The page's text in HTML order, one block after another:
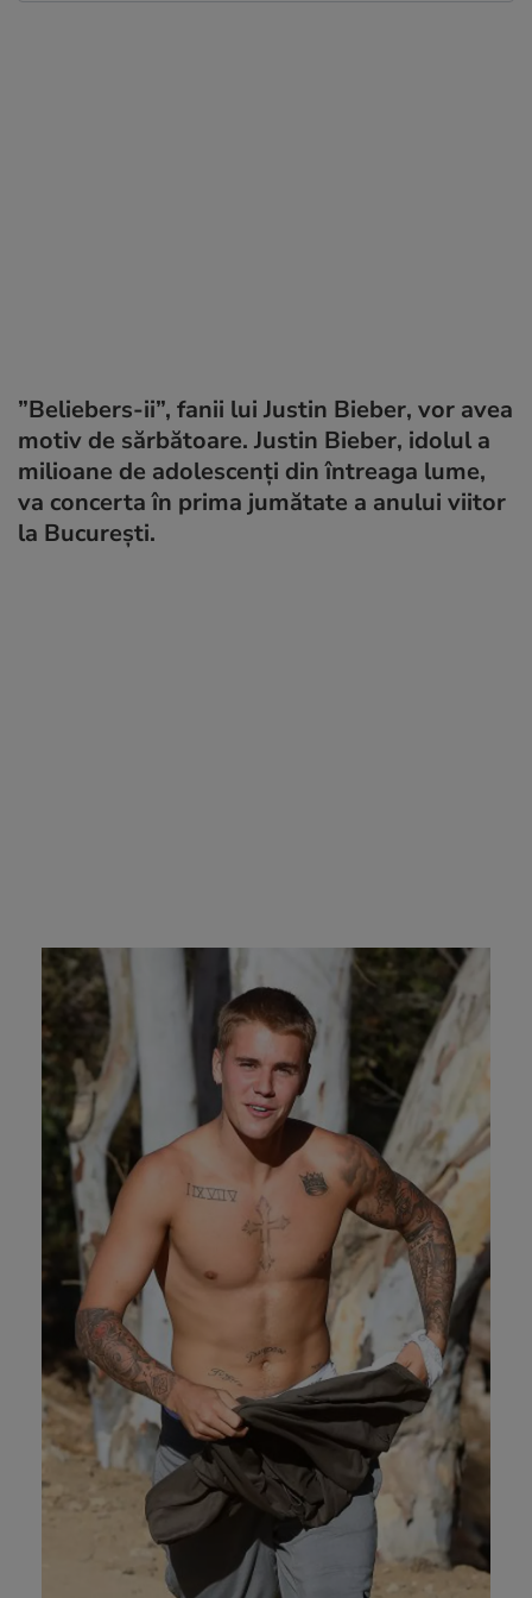
”Beliebers-ii”, fanii lui Justin Bieber, vor avea
motiv de sărbătoare. Justin Bieber, idolul a
milioane de adolescenți din întreaga lume,
va concerta în prima jumătate a anului viitor
la București.